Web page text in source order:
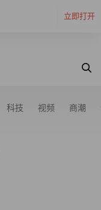
立即打开
科技 视频 商潮